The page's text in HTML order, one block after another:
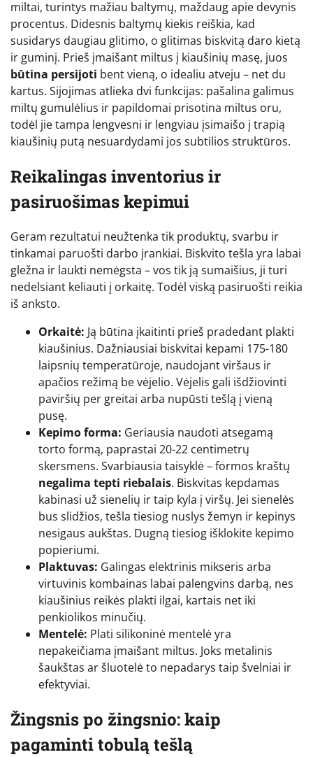
miltai, turintys mažiau baltymų, maždaug apie devynis
procentus. Didesnis baltymų kiekis reiškia, kad
susidarys daugiau glitimo, o glitimas biskvitą daro kietą
ir guminį. Prieš įmaišant miltus į kiaušinių masę, juos
būtina persijoti bent vieną, o idealiu atveju – net du
kartus. Sijojimas atlieka dvi funkcijas: pašalina galimus
miltų gumulėlius ir papildomai prisotina miltus oru,
todėl jie tampa lengvesni ir lengviau įsimaišo į trapią
kiaušinių putą nesuardydami jos subtilios struktūros.
Reikalingas inventorius ir
pasiruošimas kepimui
Geram rezultatui neužtenka tik produktų, svarbu ir
tinkamai paruošti darbo įrankiai. Biskvito tešla yra labai
gležna ir laukti nemėgsta – vos tik ją sumaišius, ji turi
nedelsiant keliauti į orkaitę. Todėl viską pasiruošti reikia
iš anksto.
Orkaitė: Ją būtina įkaitinti prieš pradedant plakti
kiaušinius. Dažniausiai biskvitai kepami 175-180
laipsnių temperatūroje, naudojant viršaus ir
apačios režimą be vėjelio. Vėjelis gali išdžiovinti
paviršių per greitai arba nupūsti tešlą į vieną
pusę.
Kepimo forma: Geriausia naudoti atsegamą
torto formą, paprastai 20-22 centimetrų
skersmens. Svarbiausia taisyklė – formos kraštų
negalima tepti riebalais. Biskvitas kepdamas
kabinasi už sienelių ir taip kyla į viršų. Jei sienelės
bus slidžios, tešla tiesiog nuslys žemyn ir kepinys
nesigaus aukštas. Dugną tiesiog išklokite kepimo
popieriumi.
Plaktuvas: Galingas elektrinis mikseris arba
virtuvinis kombainas labai palengvins darbą, nes
kiaušinius reikės plakti ilgai, kartais net iki
penkiolikos minučių.
Mentelė: Plati silikoninė mentelė yra
nepakeičiama įmaišant miltus. Joks metalinis
šaukštas ar šluotelė to nepadarys taip švelniai ir
efektyviai.
Žingsnis po žingsnio: kaip
pagaminti tobulą tešlą